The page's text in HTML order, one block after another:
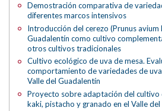
Demostración comparativa de
diferentes marcos intensivos
Introducción del cerezo (Prunus avium
Guadalentín como cultivo
otros cultivos tradicionales
Cultivo ecológico de uva de mesa.
comportamiento de variedades de
Valle del Guadalentín
Proyecto sobre adaptación del cultivo
kaki, pistacho y granado en el Valle